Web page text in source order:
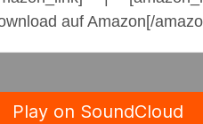
auf Amazon[/